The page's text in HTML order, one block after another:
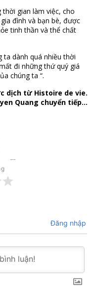
thời gian làm việc, cho
đình và bạn bè, được
tinh thần và thể chất
ta dành quá nhiều thời
đi những thứ quý giá
chúng ta “.
dịch từ Histoire de vie.
Quang chuyển tiếp…
Đăng nhập